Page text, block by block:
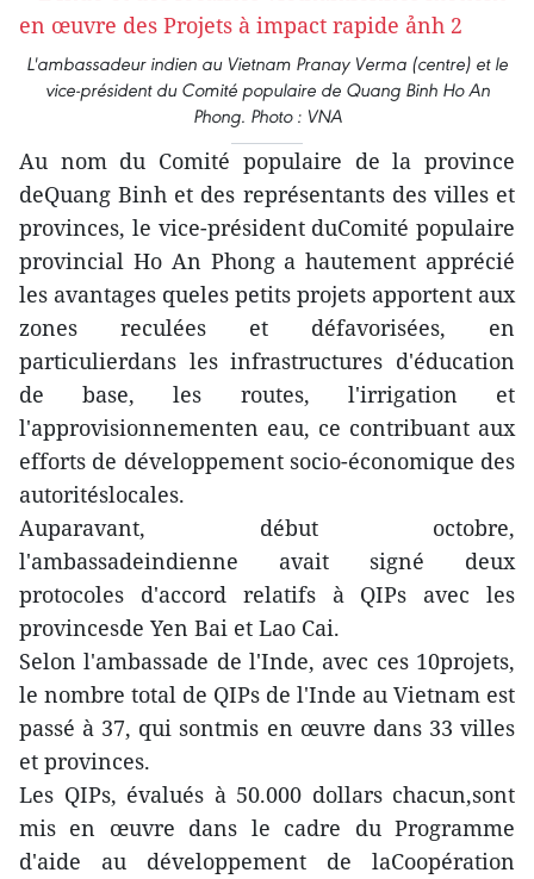
L'ambassadeur indien au Vietnam Pranay Verma (centre) et le
vice-président du Comité populaire de Quang Binh Ho An
Phong. Photo : VNA
Au nom du Comité populaire de la province
deQuang Binh et des représentants des villes et
provinces, le vice-président duComité populaire
provincial Ho An Phong a hautement apprécié
les avantages queles petits projets apportent aux
zones reculées et défavorisées, en
particulierdans les infrastructures d'éducation
de base, les routes, l'irrigation et
l'approvisionnementen eau, ce contribuant aux
efforts de développement socio-économique des
autoritéslocales.
Auparavant, début octobre,
l'ambassadeindienne avait signé deux
protocoles d'accord relatifs à QIPs avec les
provincesde Yen Bai et Lao Cai.
Selon l'ambassade de l'Inde, avec ces 10projets,
le nombre total de QIPs de l'Inde au Vietnam est
passé à 37, qui sontmis en œuvre dans 33 villes
et provinces.
Les QIPs, évalués à 50.000 dollars chacun,sont
mis en œuvre dans le cadre du Programme
d'aide au développement de laCoopération